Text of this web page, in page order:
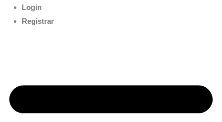
Login
Registrar